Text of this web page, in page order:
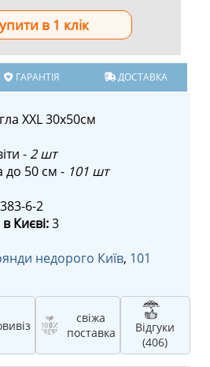
ГАРАНТІЯ ДОСТАВКА
XXL 30х50см
-2 шт
до 50 см - 101 шт
6-2
Києві:3
недорого Київ, 101
свіжа
поставка
Відгуки
(406)